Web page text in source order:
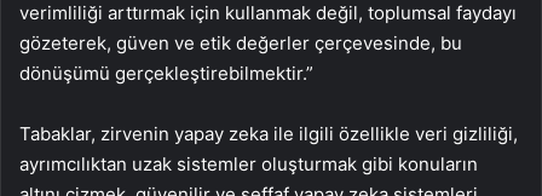
verimliliği arttırmak için kullanmak değil, toplumsal faydayı
gözeterek, güven ve etik değerler çerçevesinde, bu
dönüşümü gerçekleştirebilmektir.”
Tabaklar, zirvenin yapay zeka ile ilgili özellikle veri gizliliği,
ayrımcılıktan uzak sistemler oluşturmak gibi konuların